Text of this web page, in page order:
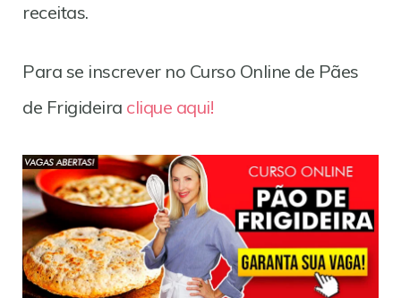
receitas.
Para se inscrever no Curso Online de Pães
de Frigideira clique aqui!